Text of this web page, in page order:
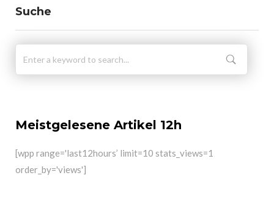
Suche
Meistgelesene Artikel 12h
[wpp range='last12hours’ limit=10 stats_views=1
order_by='views']